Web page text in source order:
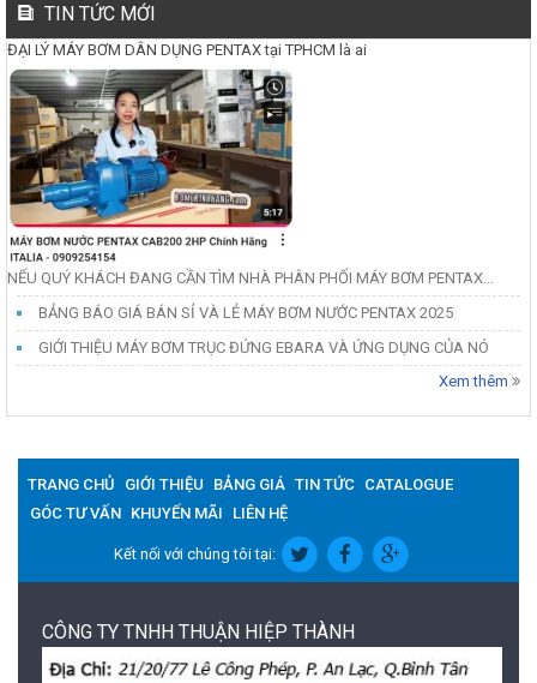
TIN TỨC MỚI
ĐẠI LÝ MÁY BƠM DÂN DỤNG PENTAX tại TPHCM là ai
NẾU QUÝ KHÁCH ĐANG CẦN TÌM NHÀ PHÂN PHỐI MÁY BƠM PENTAX...
BẢNG BÁO GIÁ BÁN SỈ VÀ LẺ MÁY BƠM NƯỚC PENTAX 2025
GIỚI THIỆU MÁY BƠM TRỤC ĐỨNG EBARA VÀ ỨNG DỤNG CỦA NÓ
Xem thêm
TRANG CHỦ GIỚI THIỆU BẢNG GIÁ TIN TỨC CATALOGUE
GÓC TƯ VẤN KHUYẾN MÃI LIÊN HỆ
Kết nối với chúng tôi tại:
CÔNG TY TNHH THUẬN HIỆP THÀNH